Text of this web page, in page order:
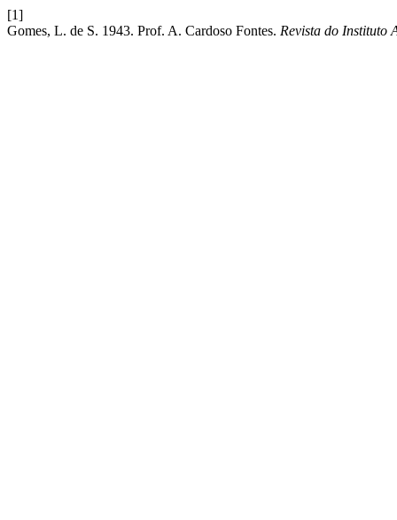
[1]
Gomes, L. de S. 1943. Prof. A. Cardoso Fontes. Revista do Instituto